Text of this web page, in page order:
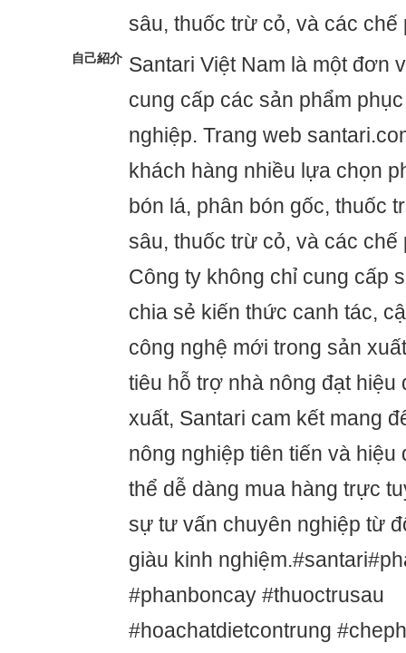
sâu, thuốc trừ cỏ, và các chế
自己紹介 Santari Việt Nam là một đơn
cung cấp các sản phẩm
nghiệp. Trang web
khách hàng nhiều lựa chọn
bón lá, phân bón gốc, thuốc
sâu, thuốc trừ cỏ, và các chế
Công ty không chỉ cung cấp
chia sẻ kiến thức canh tác,
công nghệ mới trong sản
tiêu hỗ trợ nhà nông đạt hiệu
xuất, Santari cam kết mang
nông nghiệp tiên tiến và hiệu
thể dễ dàng mua hàng trực
sự tư vấn chuyên nghiệp từ
giàu kinh
#phanboncay #thuoctrusau
#hoachatdietcontrung